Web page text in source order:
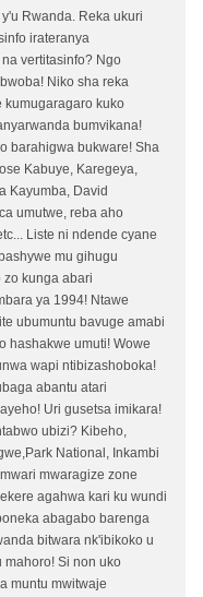
Rwanda. Reka ukuri
irateranya
vertitasinfo? Ngo
Niko sha reka
kumugaragaro kuko
bumvikana!
barahigwa bukware! Sha
Kabuye, Karegeya,
Kayumba, David
umutwe, reba aho
Liste ni ndende cyane
mu gihugu
kunga abari
ya 1994! Ntawe
ubumuntu bavuge amabi
hashakwe umuti! Wowe
wapi ntibizashoboka!
abantu atari
Uri gusetsa imikara!
ubizi? Kibeho,
National, Inkambi
mwaragize zone
agahwa kari ku wundi
abagabo barenga
bitwara nk'ibikoko u
mahoro! Si non uko
muntu mwitwaje